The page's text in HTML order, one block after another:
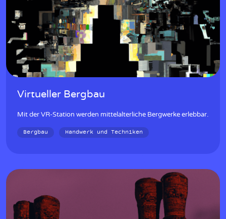
Virtueller Bergbau
Mit der VR-Station werden mittelalterliche Bergwerke erlebbar.
Bergbau Handwerk und Techniken